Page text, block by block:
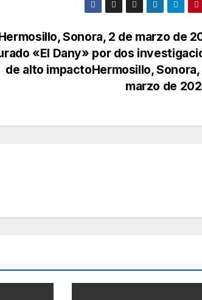
Sonora, 2 de marzo de
«El Dany» por dos
de alto impactoHermosillo, Sonora,
marzo de